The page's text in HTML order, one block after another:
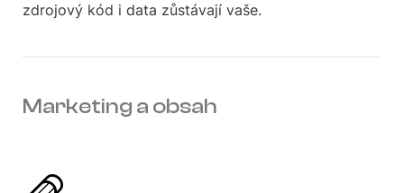
zdrojový kód i data zůstávají vaše.
Marketing a obsah